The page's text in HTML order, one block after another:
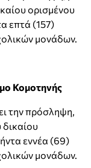
ορισμένου
επτά (157)
μονάδων.
Κομοτηνής
την πρόσληψη,
εννέα (69)
μονάδων.